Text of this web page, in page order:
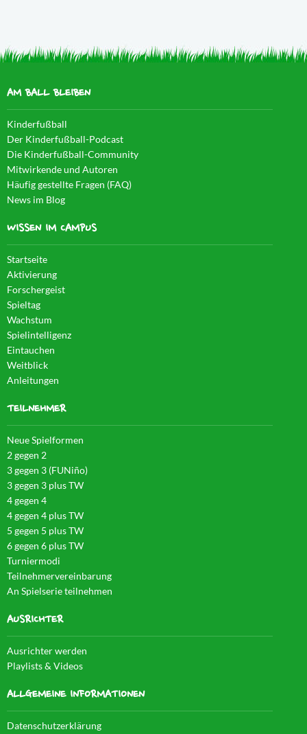
AM BALL BLEIBEN
Kinderfußball
Der Kinderfußball-Podcast
Die Kinderfußball-Community
Mitwirkende und Autoren
Häufig gestellte Fragen (FAQ)
News im Blog
WISSEN IM CAMPUS
Startseite
Aktivierung
Forschergeist
Spieltag
Wachstum
Spielintelligenz
Eintauchen
Weitblick
Anleitungen
TEILNEHMER
Neue Spielformen
2 gegen 2
3 gegen 3 (FUNiño)
3 gegen 3 plus TW
4 gegen 4
4 gegen 4 plus TW
5 gegen 5 plus TW
6 gegen 6 plus TW
Turniermodi
Teilnehmervereinbarung
An Spielserie teilnehmen
AUSRICHTER
Ausrichter werden
Playlists & Videos
ALLGEMEINE INFORMATIONEN
Datenschutzerklärung